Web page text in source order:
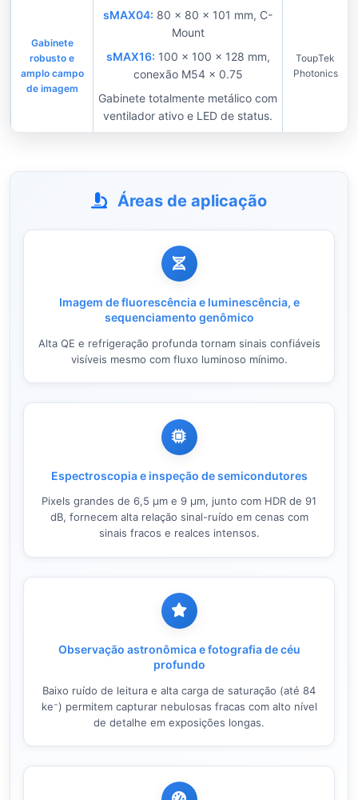
Gabinete
robusto e
amplo campo
de imagem
sMAX04: 80 × 80 × 101 mm, C-
Mount
sMAX16: 100 × 100 × 128 mm,
conexão M54 × 0.75
Gabinete totalmente metálico com
ventilador ativo e LED de status.
ToupTek
Photonics
Áreas de aplicação
Imagem de fluorescência e luminescência, e
sequenciamento genômico
Alta QE e refrigeração profunda tornam sinais confiáveis
visíveis mesmo com fluxo luminoso mínimo.
Espectroscopia e inspeção de semicondutores
Pixels grandes de 6,5 µm e 9 µm, junto com HDR de 91
dB, fornecem alta relação sinal-ruído em cenas com
sinais fracos e realces intensos.
Observação astronômica e fotografia de céu
profundo
Baixo ruído de leitura e alta carga de saturação (até 84
ke⁻) permitem capturar nebulosas fracas com alto nível
de detalhe em exposições longas.